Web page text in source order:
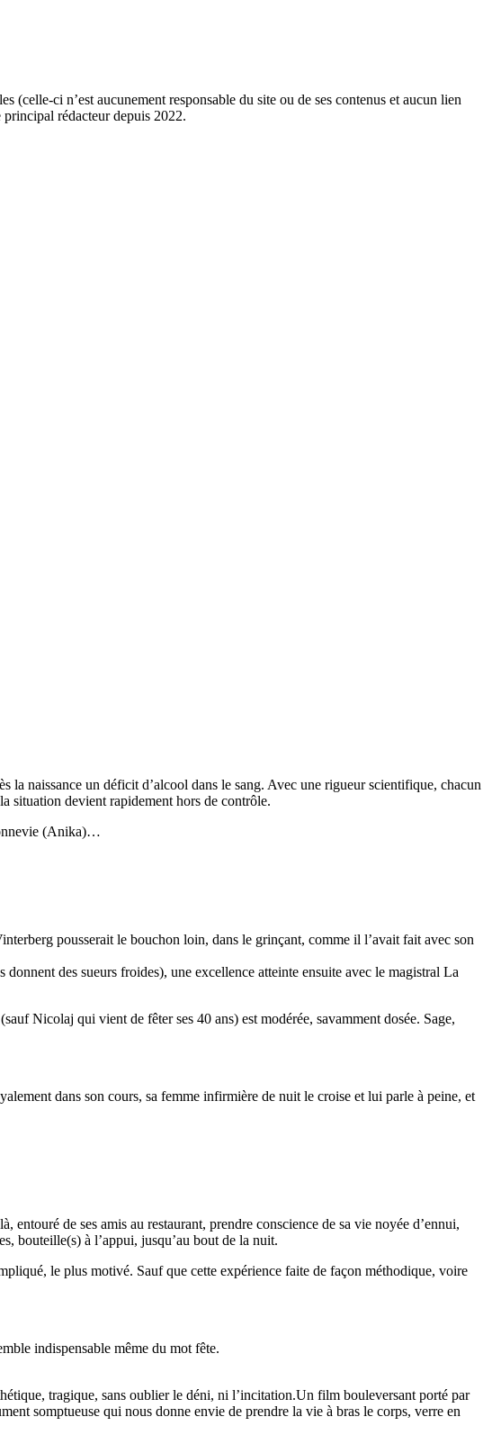
ci n’est aucunement responsable du site ou de ses contenus et aucun lien
rédacteur depuis 2022.
la naissance un déficit d’alcool dans le sang. Avec une rigueur scientifique, chacun
situation devient rapidement hors de contrôle.
(Anika)…
pousserait le bouchon loin, dans le grinçant, comme il l’avait fait avec son
des sueurs froides), une excellence atteinte ensuite avec le magistral La
Nicolaj qui vient de fêter ses 40 ans) est modérée, savamment dosée. Sage,
dans son cours, sa femme infirmière de nuit le croise et lui parle à peine, et
de ses amis au restaurant, prendre conscience de sa vie noyée d’ennui,
bouteille(s) à l’appui, jusqu’au bout de la nuit.
le plus motivé. Sauf que cette expérience faite de façon méthodique, voire
indispensable même du mot fête.
tragique, sans oublier le déni, ni l’incitation.Un film bouleversant porté par
somptueuse qui nous donne envie de prendre la vie à bras le corps, verre en